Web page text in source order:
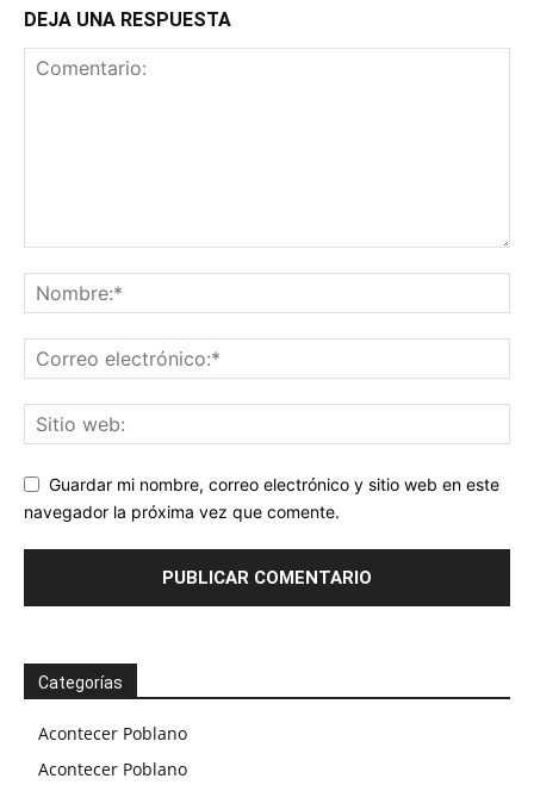
DEJA UNA RESPUESTA
Guardar mi nombre, correo electrónico y sitio web en este
navegador la próxima vez que comente.
Categorías
Acontecer Poblano
Acontecer Poblano